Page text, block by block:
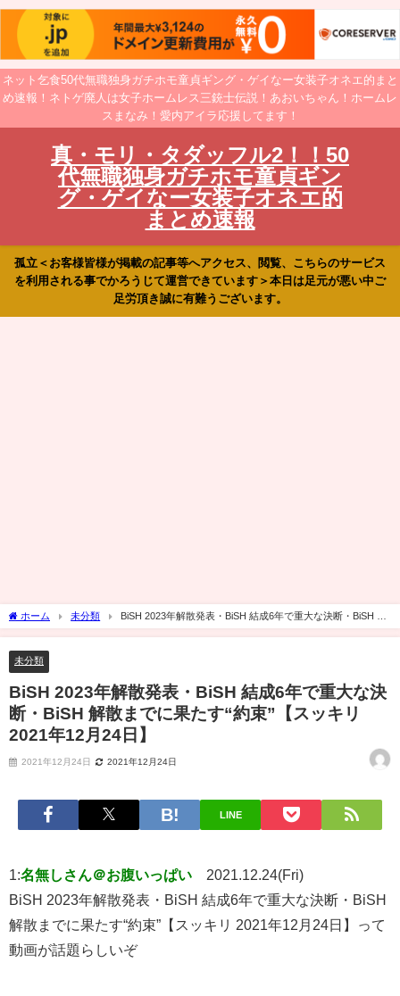
ネット乞食50代無職独身ガチホモ童貞ギング・ゲイなー女装子オネエ的まと
め速報！ネトゲ廃人は女子ホームレス三銃士伝説！あおいちゃん！ホームレ
スまなみ！愛内アイラ応援してます！
真・モリ・タダッフル2！！50
代無職独身ガチホモ童貞ギン
グ・ゲイなー女装子オネエ的
まとめ速報
孤立＜お客様皆様が掲載の記事等へアクセス、閲覧、こちらのサービス
を利用される事でかろうじて運営できています＞本日は足元が悪い中ご
足労頂き誠に有難うございます。
ホーム 未分類
BiSH 2023年解散発表・BiSH 結成6年で重大な決断・BiSH 解
散までに果たす“約束”【スッキリ 2021年12月24日】
未分類
BiSH 2023年解散発表・BiSH 結成6年で重大な決
断・BiSH 解散までに果たす“約束”【スッキリ
2021年12月24日】
2021年12月24日 2021年12月24日
LINE
1:名無しさん＠お腹いっぱい
2021.12.24(Fri)
BiSH 2023年解散発表・BiSH 結成6年で重大な決断・BiSH
解散までに果たす“約束”【スッキリ 2021年12月24日】って
動画が話題らしいぞ